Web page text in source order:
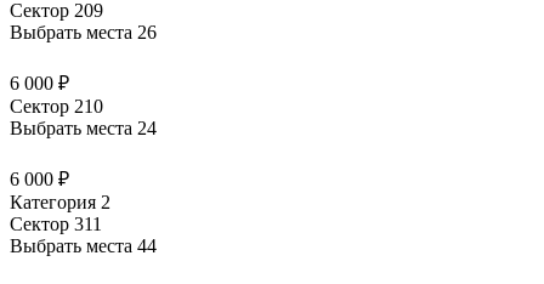
Сектор 209
Выбрать места 26
6 000 ₽
Сектор 210
Выбрать места 24
6 000 ₽
Категория 2
Сектор 311
Выбрать места 44